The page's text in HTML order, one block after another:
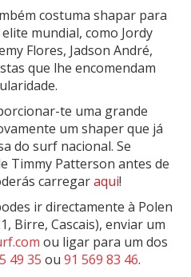
costuma shapar para
mundial, como Jordy
Flores, Jadson André,
que lhe encomendam
te uma grande
um shaper que já
do surf nacional. Se
Timmy Patterson antes de
carregaraqui!
ir directamente à Polen
Birre, Cascais), enviar um
ou ligar para um dos
49 35 ou 91 569 83 46.